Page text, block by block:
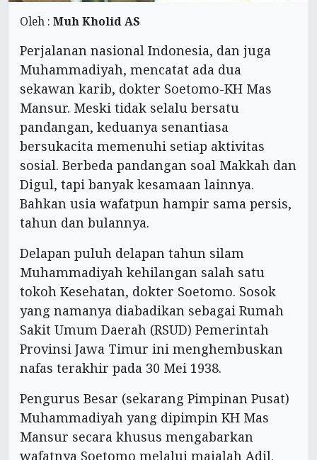
Oleh : Muh Kholid AS
Perjalanan nasional Indonesia, dan juga
Muhammadiyah, mencatat ada dua
sekawan karib, dokter Soetomo-KH Mas
Mansur. Meski tidak selalu bersatu
pandangan, keduanya senantiasa
bersukacita memenuhi setiap aktivitas
sosial. Berbeda pandangan soal Makkah dan
Digul, tapi banyak kesamaan lainnya.
Bahkan usia wafatpun hampir sama persis,
tahun dan bulannya.
Delapan puluh delapan tahun silam
Muhammadiyah kehilangan salah satu
tokoh Kesehatan, dokter Soetomo. Sosok
yang namanya diabadikan sebagai Rumah
Sakit Umum Daerah (RSUD) Pemerintah
Provinsi Jawa Timur ini menghembuskan
nafas terakhir pada 30 Mei 1938.
Pengurus Besar (sekarang Pimpinan Pusat)
Muhammadiyah yang dipimpin KH Mas
Mansur secara khusus mengabarkan
wafatnya Soetomo melalui majalah Adil.